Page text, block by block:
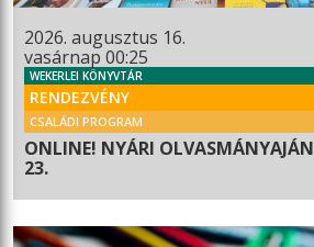
2026. augusztus 16.
vasárnap 00:25
WEKERLEI KÖNYVTÁR
RENDEZVÉNY
CSALÁDI PROGRAM
ONLINE! NYÁRI
23.